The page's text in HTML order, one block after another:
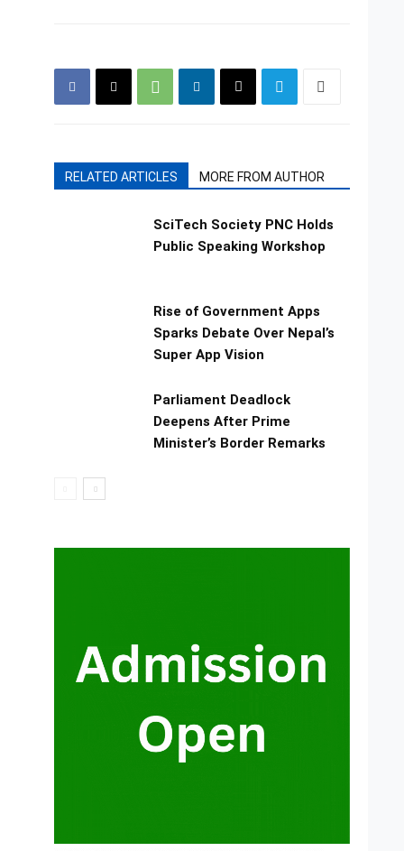
RELATED ARTICLES MORE FROM AUTHOR
SciTech Society PNC Holds
Public Speaking Workshop
Rise of Government Apps
Sparks Debate Over Nepal’s
Super App Vision
Parliament Deadlock
Deepens After Prime
Minister’s Border Remarks